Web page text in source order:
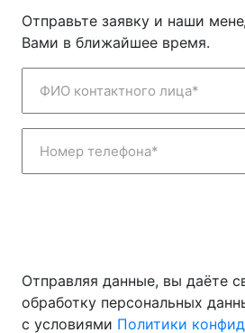
Отправьте заявку и наши
Вами в ближайшее время.
ФИО контактного лица*
Номер телефона*
Отправляя данные, вы даёте
обработку персональных
с условиями Политики